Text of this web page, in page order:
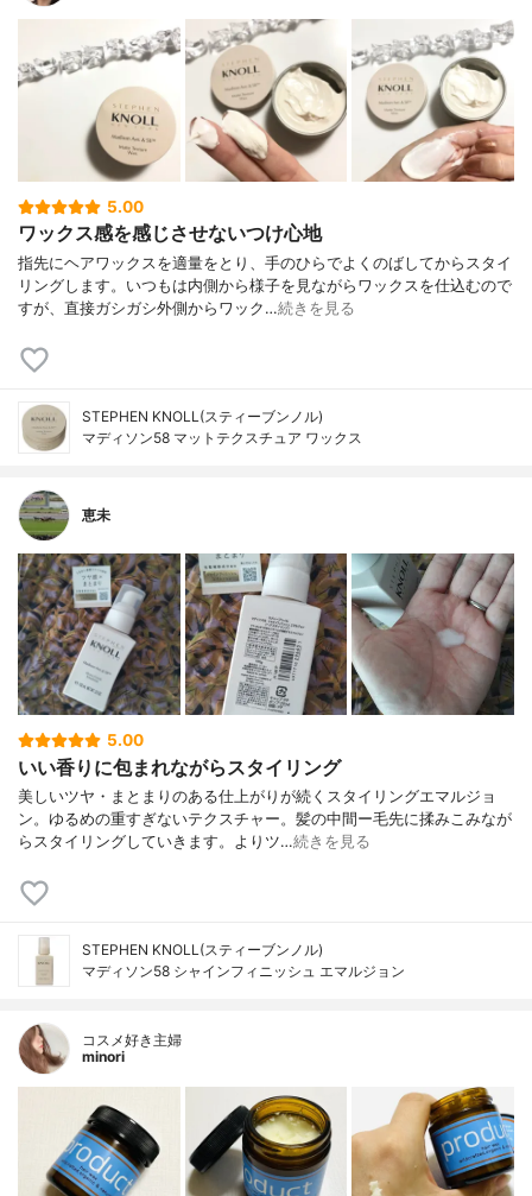
5.00
ワックス感を感じさせないつけ心地
指先にヘアワックスを適量をとり、手のひらでよくのばしてからスタイ
リングします。いつもは内側から様子を見ながらワックスを仕込むので
すが、直接ガシガシ外側からワック…続きを見る
STEPHEN KNOLL(スティーブンノル)
マディソン58 マットテクスチュア ワックス
恵未
5.00
いい香りに包まれながらスタイリング
美しいツヤ・まとまりのある仕上がりが続くスタイリングエマルジョ
ン。ゆるめの重すぎないテクスチャー。髪の中間ー毛先に揉みこみなが
らスタイリングしていきます。よりツ…続きを見る
STEPHEN KNOLL(スティーブンノル)
マディソン58 シャインフィニッシュ エマルジョン
コスメ好き主婦
minori